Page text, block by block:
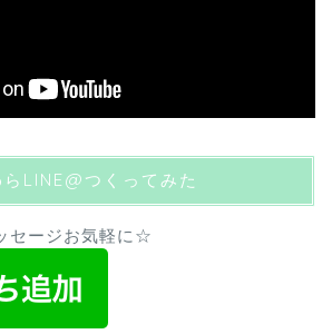
らLINE@つくってみた
セージお気軽に☆